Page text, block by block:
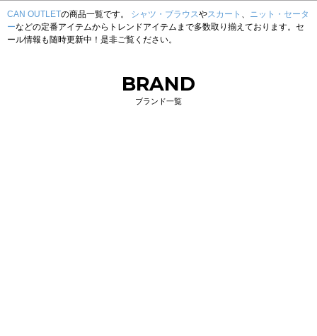
CAN OUTLETの商品一覧です。 シャツ・ブラウスやスカート 、 ニット・セータ
ーなどの定番アイテムからトレンドアイテムまで多数取り揃えております。セ
ール情報も随時更新中！是非ご覧ください。
BRAND
ブランド一覧